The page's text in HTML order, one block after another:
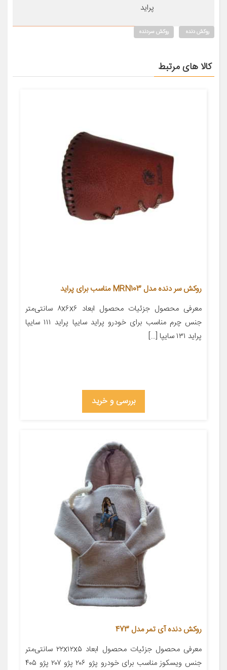
پراید
روکش دنده روکش سردنده
کالا های مرتبط
روکش سر دنده مدل MRN103 مناسب برای پراید
معرفی محصول جزئیات محصول ابعاد ۸x۶x۶ سانتی‌متر
جنس چرم مناسب برای خودرو پراید سایپا پراید ۱۱۱ سایپا
پراید ۱۳۱ سایپا […]
بررسی و خرید
روکش دنده آی تمر مدل 473
معرفی محصول جزئیات محصول ابعاد ۲۲x۱۲x۵ سانتی‌متر
جنس ویسکوز مناسب برای خودرو پژو ۲۰۶ پژو ۲۰۷ پژو ۴۰۵